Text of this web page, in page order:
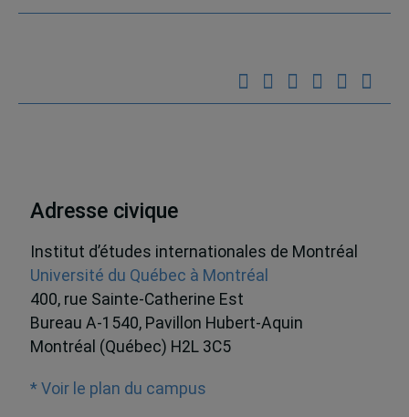
Adresse civique
Institut d’études internationales de Montréal
Université du Québec à Montréal
400, rue Sainte-Catherine Est
Bureau A-1540, Pavillon Hubert-Aquin
Montréal (Québec) H2L 3C5
* Voir le plan du campus